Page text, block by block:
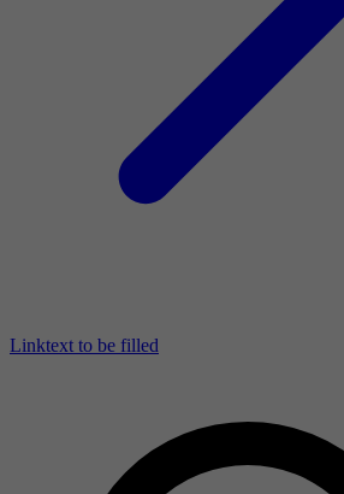
Linktext to be filled